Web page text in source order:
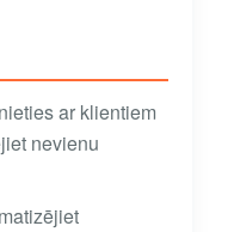
ar klientiem
nevienu